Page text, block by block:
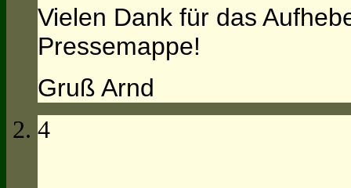
Vielen Dank für das
Pressemappe!
Gruß Arnd
4